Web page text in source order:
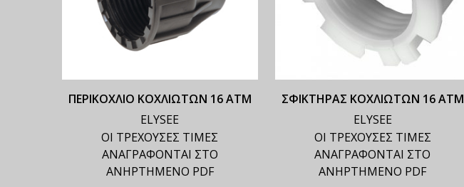
ΠΕΡΙΚΟΧΛΙΟ ΚΟΧΛΙΩΤΩΝ 16 ΑΤΜ
ELYSEE
ΟΙ ΤΡΕΧΟΥΣΕΣ ΤΙΜΕΣ
ΑΝΑΓΡΑΦΟΝΤΑΙ ΣΤΟ
ΑΝΗΡΤΗΜΕΝΟ PDF
ΣΦΙΚΤΗΡΑΣ ΚΟΧΛΙΩΤΩΝ 16 ΑΤΜ
ELYSEE
ΟΙ ΤΡΕΧΟΥΣΕΣ ΤΙΜΕΣ
ΑΝΑΓΡΑΦΟΝΤΑΙ ΣΤΟ
ΑΝΗΡΤΗΜΕΝΟ PDF